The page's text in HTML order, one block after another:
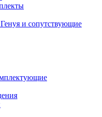
и сопутствующие